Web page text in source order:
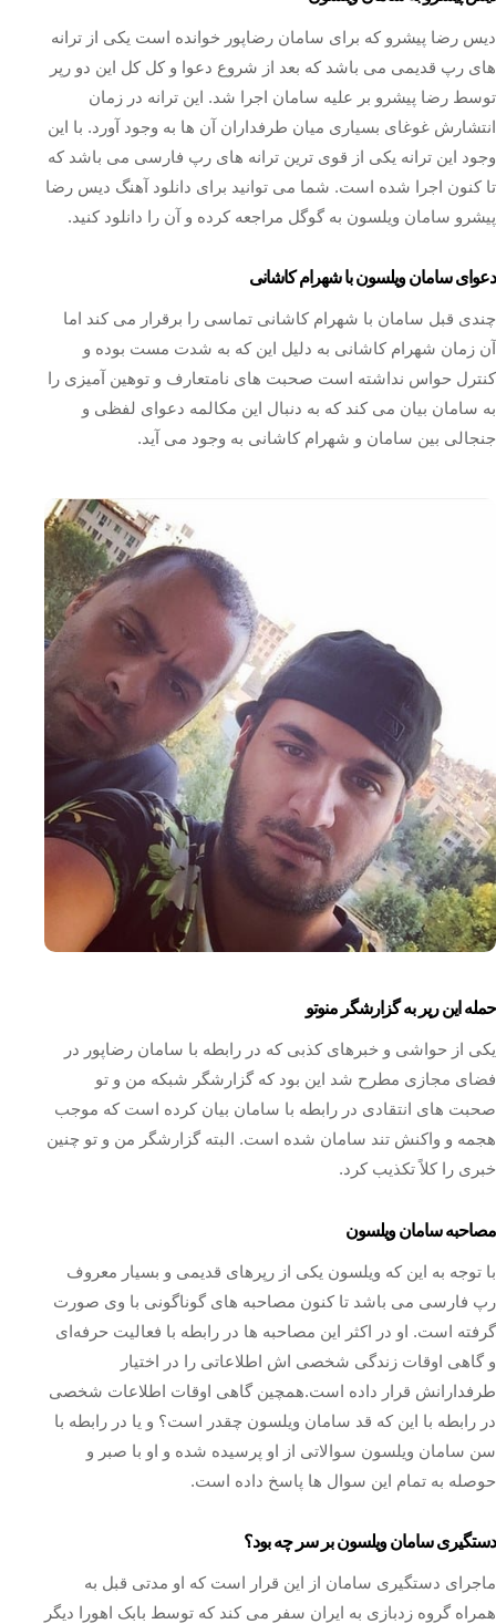
دیس رضا پیشرو که برای سامان رضاپور خوانده است یکی از ترانه
های رپ قدیمی می باشد که بعد از شروع دعوا و کل کل این دو رپر
توسط رضا پیشرو بر علیه سامان اجرا شد. این ترانه در زمان
انتشارش غوغای بسیاری میان طرفداران آن ها به وجود آورد. با این
وجود این ترانه یکی از قوی ترین ترانه های رپ فارسی می باشد که
تا کنون اجرا شده است. شما می توانید برای دانلود آهنگ دیس رضا
پیشرو سامان ویلسون به گوگل مراجعه کرده و آن را دانلود کنید.
دعوای سامان ویلسون با شهرام کاشانی
چندی قبل سامان با شهرام کاشانی تماسی را برقرار می کند اما
آن زمان شهرام کاشانی به دلیل این که به شدت مست بوده و
کنترل حواس نداشته است صحبت های نامتعارف و توهین آمیزی را
به سامان بیان می کند که به دنبال این مکالمه دعوای لفظی و
جنجالی بین سامان و شهرام کاشانی به وجود می آید.
حمله این رپر به گزارشگر منوتو
یکی از حواشی و خبرهای کذبی که در رابطه با سامان رضاپور در
فضای مجازی مطرح شد این بود که گزارشگر شبکه من و تو
صحبت های انتقادی در رابطه با سامان بیان کرده است که موجب
هجمه و واکنش تند سامان شده است. البته گزارشگر من و تو چنین
خبری را کلاً تکذیب کرد.
مصاحبه سامان ویلسون
با توجه به این که ویلسون یکی از رپرهای قدیمی و بسیار معروف
رپ فارسی می باشد تا کنون مصاحبه های گوناگونی با وی صورت
گرفته است. او در اکثر این مصاحبه ها در رابطه با فعالیت حرفه‌ای
و گاهی اوقات زندگی شخصی اش اطلاعاتی را در اختیار
طرفدارانش قرار داده است.همچین گاهی اوقات اطلاعات شخصی
در رابطه با این که قد سامان ویلسون چقدر است؟ و یا در رابطه با
سن سامان ویلسون سوالاتی از او پرسیده شده و او با صبر و
حوصله به تمام این سوال ها پاسخ داده است.
دستگیری سامان ویلسون بر سر چه بود؟
ماجرای دستگیری سامان از این قرار است که او مدتی قبل به
همراه گروه زدبازی به ایران سفر می‌ کند که توسط بابک اهورا دیگر